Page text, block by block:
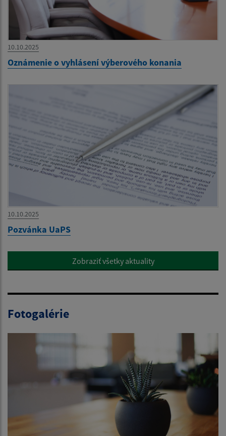
10.10.2025
Oznámenie o vyhlásení výberového konania
10.10.2025
Pozvánka UaPS
Zobraziť všetky aktuality
Fotogalérie